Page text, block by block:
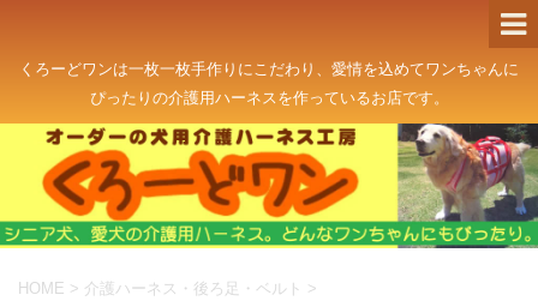
くろーどワンは一枚一枚手作りにこだわり、愛情を込めてワンちゃんに
ぴったりの介護用ハーネスを作っているお店です。
HOME > 介護ハーネス・後ろ足・ベルト >